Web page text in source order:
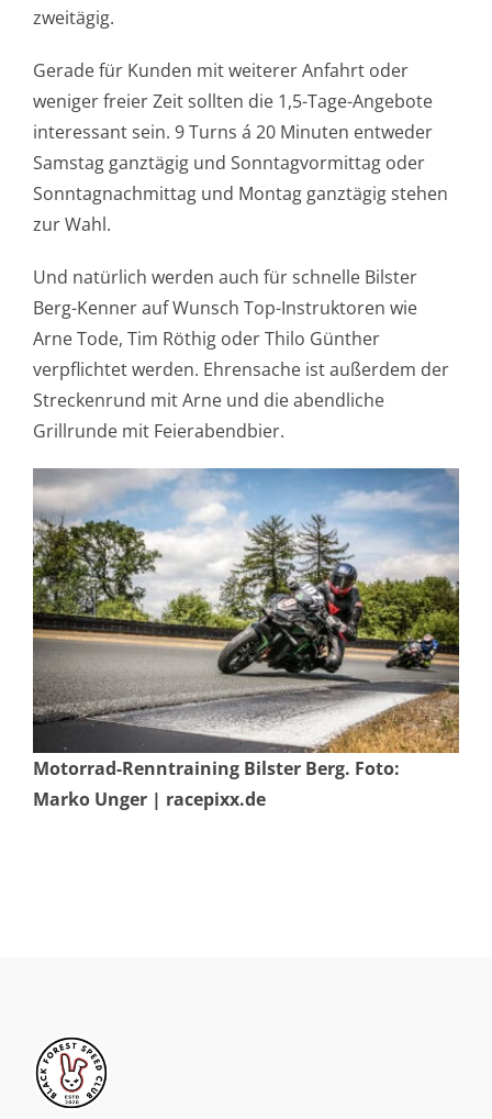
zweitägig.
Gerade für Kunden mit weiterer Anfahrt oder
weniger freier Zeit sollten die 1,5-Tage-Angebote
interessant sein. 9 Turns á 20 Minuten entweder
Samstag ganztägig und Sonntagvormittag oder
Sonntagnachmittag und Montag ganztägig stehen
zur Wahl.
Und natürlich werden auch für schnelle Bilster
Berg-Kenner auf Wunsch Top-Instruktoren wie
Arne Tode, Tim Röthig oder Thilo Günther
verpflichtet werden. Ehrensache ist außerdem der
Streckenrund mit Arne und die abendliche
Grillrunde mit Feierabendbier.
Motorrad-Renntraining Bilster Berg. Foto:
Marko Unger | racepixx.de